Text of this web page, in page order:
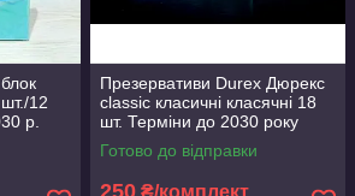
12
р.
Презервативи Durex Дюрекс
classic класичні класячні 18
шт. Терміни до 2030 року
Готово до відправки